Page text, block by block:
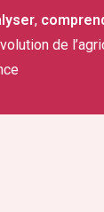
,
de